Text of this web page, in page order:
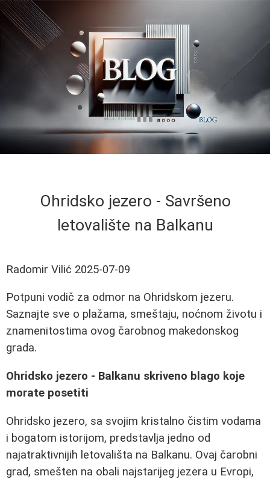
Ohridsko jezero - Savršeno
letovalište na Balkanu
Radomir Vilić 2025-07-09
Potpuni vodič za odmor na Ohridskom jezeru.
Saznajte sve o plažama, smeštaju, noćnom životu i
znamenitostima ovog čarobnog makedonskog
grada.
Ohridsko jezero - Balkanu skriveno blago koje
morate posetiti
Ohridsko jezero, sa svojim kristalno čistim vodama
i bogatom istorijom, predstavlja jedno od
najatraktivnijih letovališta na Balkanu. Ovaj čarobni
grad, smešten na obali najstarijeg jezera u Evropi,